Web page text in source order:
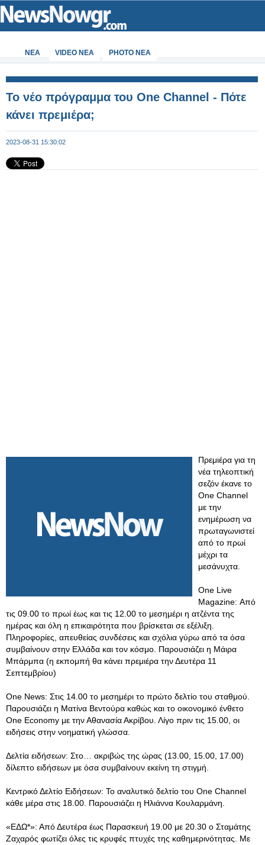
ΝΕΑ VIDEO NEA PHOTO NEA
Το νέο πρόγραμμα του One Channel - Πότε
κάνει πρεμιέρα;
2023-08-31 15:30:02
Πρεμιέρα για τη
νέα τηλεοπτική
σεζόν έκανε το
One Channel
με την
ενημέρωση να
πρωταγωνιστεί
από το πρωί
μέχρι τα
μεσάνυχτα.
One Live
Magazine: Από
τις 09.00 το πρωί έως και τις 12.00 το μεσημέρι η ατζέντα της
ημέρας και όλη η επικαιρότητα που βρίσκεται σε εξέλιξη.
Πληροφορίες, απευθείας συνδέσεις και σχόλια γύρω από τα όσα
συμβαίνουν στην Ελλάδα και τον κόσμο. Παρουσιάζει η Μάιρα
Μπάρμπα (η εκπομπή θα κάνει πρεμιέρα την Δευτέρα 11
Σεπτεμβρίου)
One News: Στις 14.00 το μεσημέρι το πρώτο δελτίο του σταθμού.
Παρουσιάζει η Ματίνα Βεντούρα καθώς και το οικονομικό ένθετο
One Economy με την Αθανασία Ακρίβου. Λίγο πριν τις 15.00, οι
ειδήσεις στην νοηματική γλώσσα.
Δελτία ειδήσεων: Στο… ακριβώς της ώρας (13.00, 15.00, 17.00)
δίλεπτο ειδήσεων με όσα συμβαίνουν εκείνη τη στιγμή.
Κεντρικό Δελτίο Ειδήσεων: Το αναλυτικό δελτίο του One Channel
κάθε μέρα στις 18.00. Παρουσιάζει η Ηλιάννα Κουλαρμάνη.
«ΕΔΩ*»: Από Δευτέρα έως Παρασκευή 19.00 με 20.30 ο Σταμάτης
Ζαχαρός φωτίζει όλες τις κρυφές πτυχές της καθημερινότητας. Με